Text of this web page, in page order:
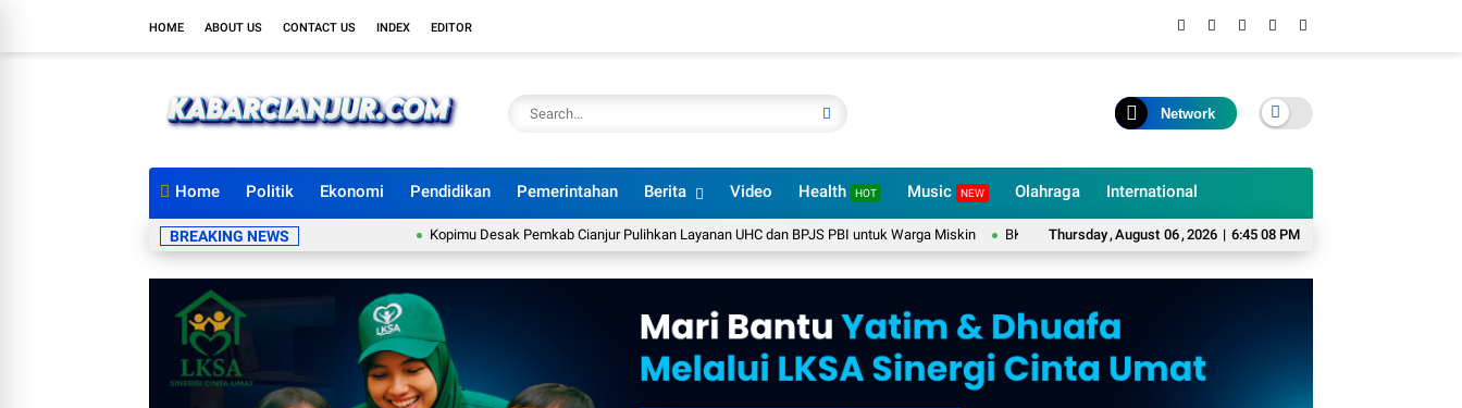
HOME ABOUT US CONTACT US INDEX EDITOR
Network
Home Politik Ekonomi Pendidikan Pemerintahan Berita Video Health HOT Music NEW Olahraga International
Thursday,August 06,2026 | 6:45 09 PM
BREAKING NEWS Kopimu Desak Pemkab Cianjur Pulihkan Layanan UHC dan BPJS PBI untuk Warga Miskin BKPSDM Cianjur Pastikan Belum Ada Rotasi dan Mutasi Pejabat Struktural